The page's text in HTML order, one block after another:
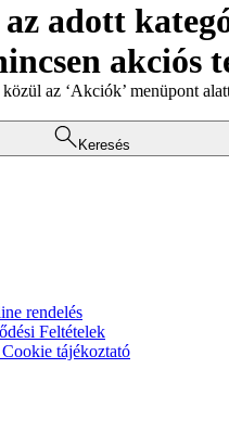
adott
akciós
az ‘Akciók’ menüpont
Keresés
rendelés
Feltételek
tájékoztató